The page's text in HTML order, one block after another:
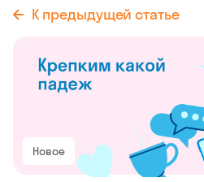
К предыдущей статье
Новое